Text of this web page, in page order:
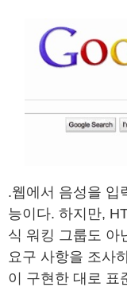
.웹에서 음성을 입
능이다. 하지만,
식 워킹 그룹도 아
요구 사항을 조사
이 구현한 대로 표